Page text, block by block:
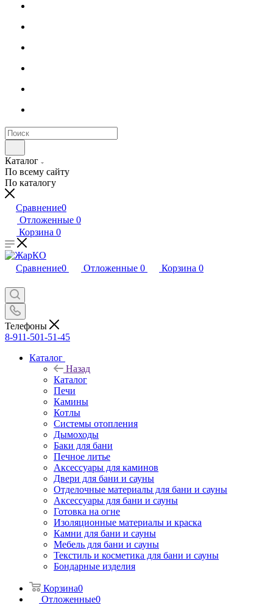
Каталог
По всему сайту
По каталогу
Сравнение0
Отложенные 0
Корзина 0
Сравнение0 Отложенные 0 Корзина 0
Телефоны
8-911-501-51-45
Каталог
Назад
Каталог
Печи
Камины
Котлы
Системы отопления
Дымоходы
Баки для бани
Печное литье
Аксессуары для каминов
Двери для бани и сауны
Отделочные материалы для бани и сауны
Аксессуары для бани и сауны
Готовка на огне
Изоляционные материалы и краска
Камни для бани и сауны
Мебель для бани и сауны
Текстиль и косметика для бани и сауны
Бондарные изделия
Корзина0
Отложенные0